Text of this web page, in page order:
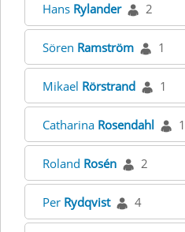
Hans Rylander 2
Sören Ramström 1
Mikael Rörstrand 1
Catharina Rosendahl 1
Roland Rosén 2
Per Rydqvist 4